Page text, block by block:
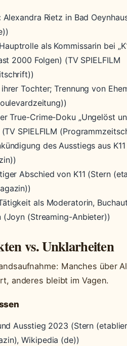
Alexandra Rietz in Bad
Hauptrolle als Kommissarin bei
2000 Folgen) (TV SPIELFILM
Tochter; Trennung von
True-Crime-Doku „Ungelöst
(TV SPIELFILM
des Ausstiegs aus
Abschied von K11 (Stern
als Moderatorin,
(Joyn (Streaming-Anbieter))
vs. Unklarheiten
Manches über
anderes bleibt im Vagen.
Ausstieg 2023 (Stern
Wikipedia (de))